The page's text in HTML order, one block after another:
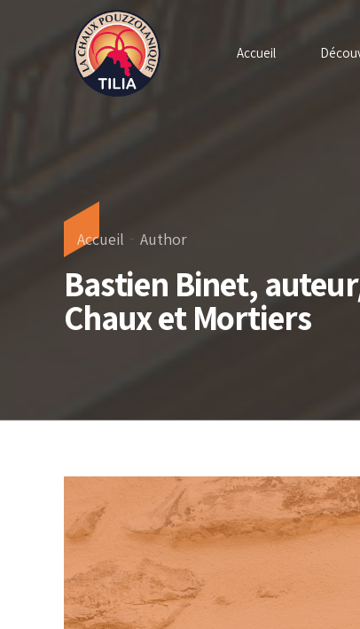
Accueil
Accueil Author
Bastien Binet,
Chaux et Mortiers